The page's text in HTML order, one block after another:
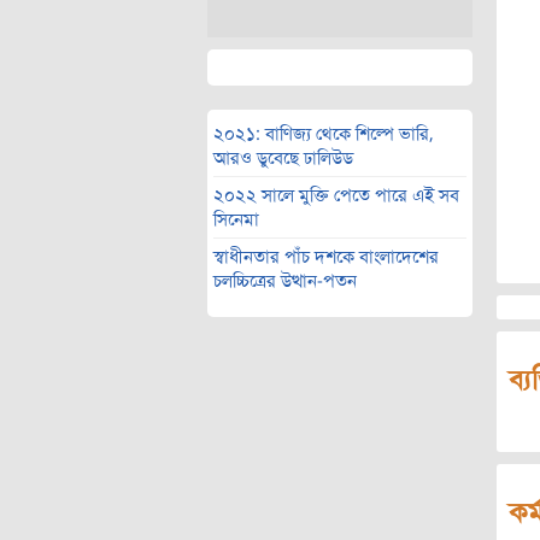
২০২১: বাণিজ্য থেকে শিল্পে ভারি,
আরও ডুবেছে ঢালিউড
২০২২ সালে মুক্তি পেতে পারে এই সব
সিনেমা
স্বাধীনতার পাঁচ দশকে বাংলাদেশের
চলচ্চিত্রের উত্থান-পতন